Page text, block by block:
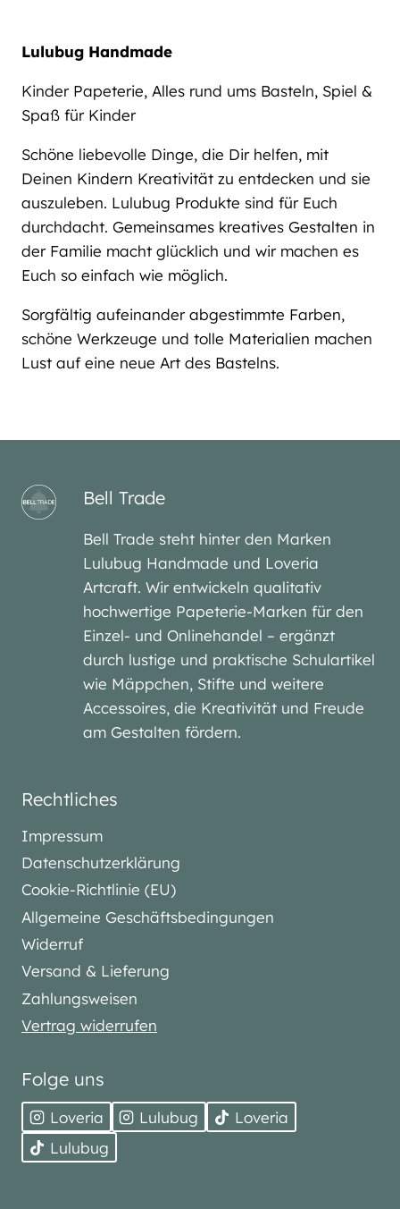
Lulubug Handmade
Kinder Papeterie, Alles rund ums Basteln, Spiel &
Spaß für Kinder
Schöne liebevolle Dinge, die Dir helfen, mit
Deinen Kindern Kreativität zu entdecken und sie
auszuleben. Lulubug Produkte sind für Euch
durchdacht. Gemeinsames kreatives Gestalten in
der Familie macht glücklich und wir machen es
Euch so einfach wie möglich.
Sorgfältig aufeinander abgestimmte Farben,
schöne Werkzeuge und tolle Materialien machen
Lust auf eine neue Art des Bastelns.
Bell Trade
Bell Trade steht hinter den Marken
Lulubug Handmade und Loveria
Artcraft. Wir entwickeln qualitativ
hochwertige Papeterie-Marken für den
Einzel- und Onlinehandel – ergänzt
durch lustige und praktische Schulartikel
wie Mäppchen, Stifte und weitere
Accessoires, die Kreativität und Freude
am Gestalten fördern.
Rechtliches
Impressum
Datenschutzerklärung
Cookie-Richtlinie (EU)
Allgemeine Geschäftsbedingungen
Widerruf
Versand & Lieferung
Zahlungsweisen
Vertrag widerrufen
Folge uns
Loveria Lulubug
Loveria
Lulubug